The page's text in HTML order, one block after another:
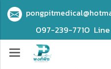
097-239-7710